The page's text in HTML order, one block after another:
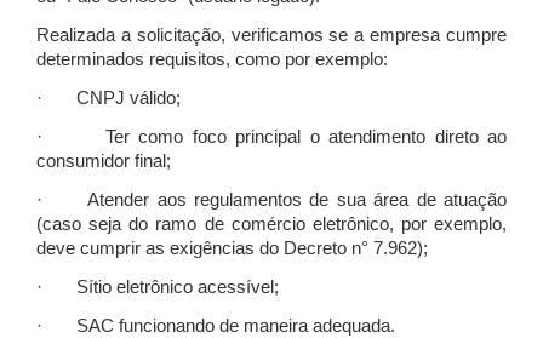
Realizada a solicitação, verificamos se a empresa cumpre
determinados requisitos, como por exemplo:
· CNPJ válido;
· Ter como foco principal o atendimento direto ao
consumidor final;
· Atender aos regulamentos de sua área de atuação
(caso seja do ramo de comércio eletrônico, por exemplo,
deve cumprir as exigências do Decreto n° 7.962);
· Sítio eletrônico acessível;
· SAC funcionando de maneira adequada.